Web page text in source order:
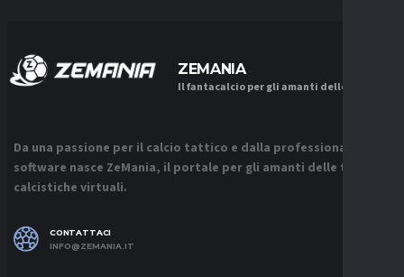
ZEMANIA
Il fantacalcio per gli amanti delle tattiche
Da una passione per il calcio tattico e dalla professionalità sui
software nasce ZeMania, il portale per gli amanti delle tattiche
calcistiche virtuali.
CONTATTACI
INFO@ZEMANIA.IT